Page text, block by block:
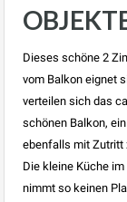
Dieses schöne 2
vom Balkon eignet
verteilen sich das
schönen Balkon,
ebenfalls mit Zutritt
Die kleine Küche
nimmt so keinen